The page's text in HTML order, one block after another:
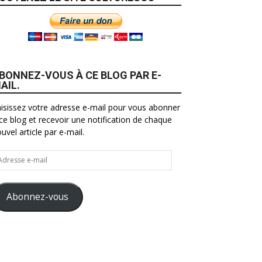
VOUS À CE BLOG PAR E-
votre adresse e-mail pour vous abonner
blog et recevoir une notification de chaque
article par e-mail.
Abonnez-vous